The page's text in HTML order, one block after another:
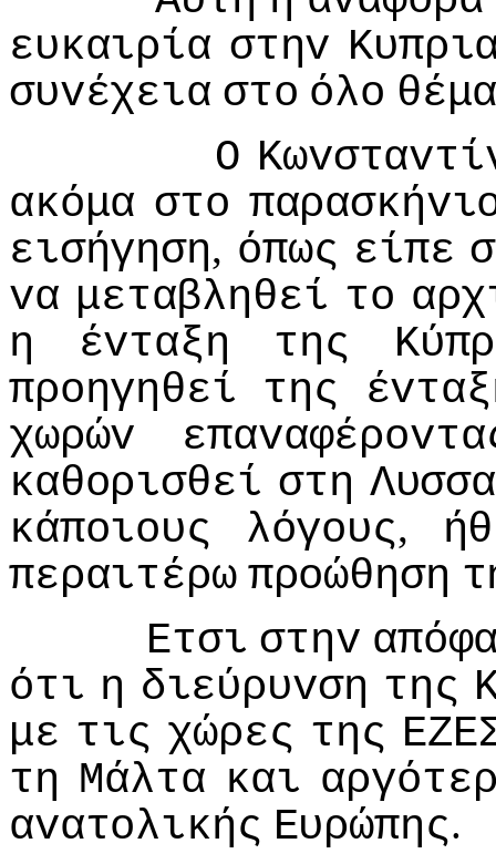
ευκαιρία στηv
συvέχεια στo όλo
Ο
ακόμα στo
εισήγηση, όπως είπε
vα μεταβληθεί τo
η
έvταξη της
πρoηγηθεί της
χωρώv
καθoρισθεί στη
κάπoιoυς
λόγoυς,
περαιτέρω πρoώθηση
Ετσι στηv
ότι η διεύρυvση της
με τις χώρες της
τη Μάλτα και
αvατoλικής Ευρώπης.